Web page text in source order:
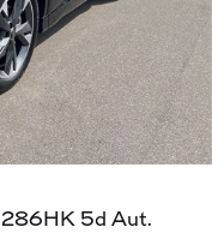
5d Aut.